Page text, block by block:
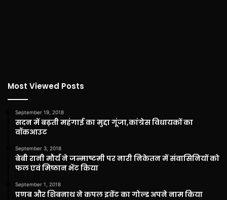
Most Viewed Posts
September 19, 2018
सदन में बढ़ती महंगाई का मुद्दा गूंजा,कांग्रेस विधायकों का
वॉकआउट
September 3, 2018
बेबी रानी मौर्य ने जन्माष्टमी पर नारी निकेतन में संवासिनियों को
फल एवं मिष्ठान भेंट किया
September 1, 2018
प्रणब और शिबनाथ ने कपल इवेंट का गोल्ड अपने नाम किया